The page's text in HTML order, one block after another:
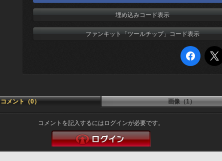
埋め込みコード表示
ファンキット「ツールチップ」コード表示
コメント（0） 画像（1）
コメントを記入するにはログインが必要です。